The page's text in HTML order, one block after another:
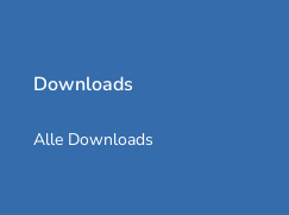
Downloads
Alle Downloads